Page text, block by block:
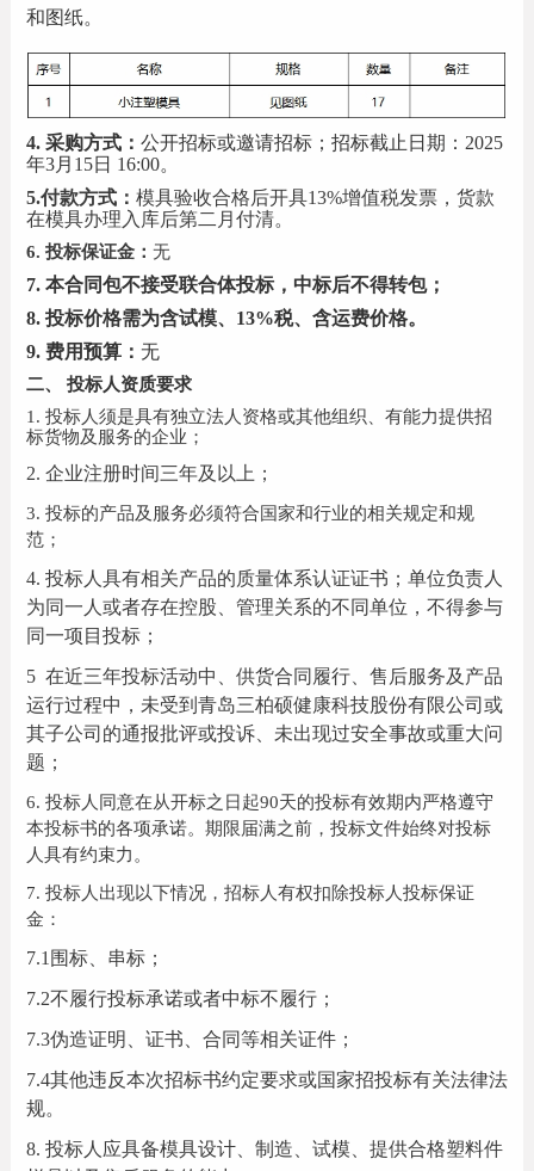
和图纸。
4. 采购方式： 公开招标或邀请招标；招标截止日期： 2025
年3月 15日 16:00。
5.付款方式： 模具验收合格后开具13%增值税发票，货款
在模具办理入库后第二月付清。
6. 投标保证金： 无
7. 本合同包不接受联合体投标，中标后不得转包；
8. 投标价格需为含试模、 13%税、含运费价格。
9. 费用预算： 无
二、 投标人资质要求
1. 投标人须是具有独立法人资格或其他组织、有能力提供招
标货物及服务的企业；
2. 企业注册时间三年及以上；
3. 投标的产品及服务必须符合国家和行业的相关规定和规
范；
4. 投标人具有相关产品的质量体系认证证书；单位负责人
为同一人或者存在控股、管理关系的不同单位，不得参与
同一项目投标；
5 在近三年投标活动中、供货合同履行、售后服务及产品
运行过程中，未受到青岛三柏硕健康科技股份有限公司或
其子公司的通报批评或投诉、未出现过安全事故或重大问
题；
6. 投标人同意在从开标之日起90天的投标有效期内严格遵守
本投标书的各项承诺。期限届满之前，投标文件始终对投标
人具有约束力。
7. 投标人出现以下情况，招标人有权扣除投标人投标保证
金：
7.1 围标、串标；
7.2不履行投标承诺或者中标不履行；
7.3伪造证明、证书、合同等相关证件；
7.4其他违反本次招标书约定要求或国家招投标有关法律法
规。
8. 投标人应具备模具设计、制造、试模、提供合格塑料件